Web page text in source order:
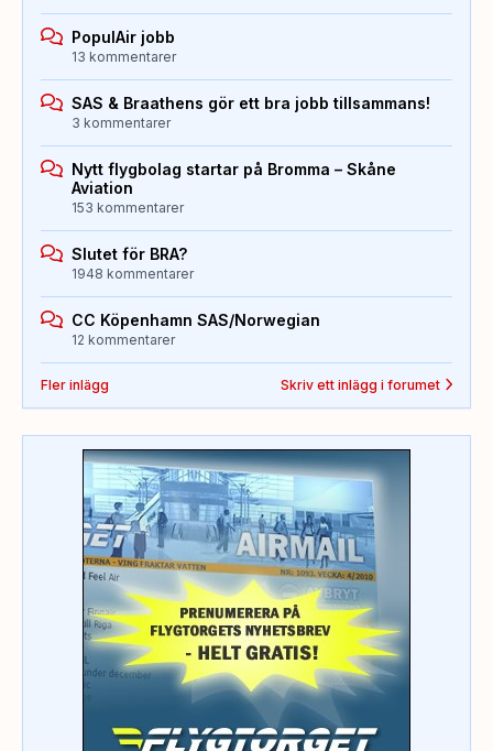
PopulAir jobb
13 kommentarer
SAS & Braathens gör ett bra jobb tillsammans!
3 kommentarer
Nytt flygbolag startar på Bromma – Skåne
Aviation
153 kommentarer
Slutet för BRA?
1948 kommentarer
CC Köpenhamn SAS/Norwegian
12 kommentarer
Fler inlägg Skriv ett inlägg i forumet